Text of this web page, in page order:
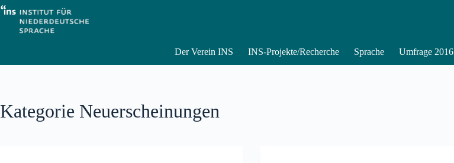
Zum
Inhalt
springen
Der Verein INS INS-Projekte/Recherche Sprache Umfrage 2016
Kategorie Neuerscheinungen